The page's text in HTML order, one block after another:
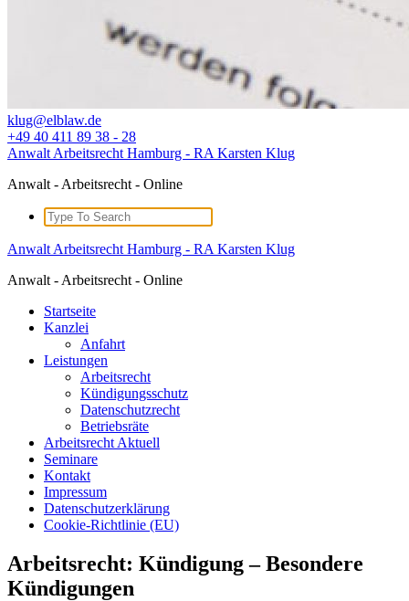
klug@elblaw.de
+49 40 411 89 38 - 28
Anwalt Arbeitsrecht Hamburg - RA Karsten Klug
Anwalt - Arbeitsrecht - Online
Search
for:
Anwalt Arbeitsrecht Hamburg - RA Karsten Klug
Anwalt - Arbeitsrecht - Online
Startseite
Kanzlei
Anfahrt
Leistungen
Arbeitsrecht
Kündigungsschutz
Datenschutzrecht
Betriebsräte
Arbeitsrecht Aktuell
Seminare
Kontakt
Impressum
Datenschutzerklärung
Cookie-Richtlinie (EU)
Arbeitsrecht: Kündigung – Besondere
Kündigungen